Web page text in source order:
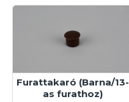
Furattakaró (Barna/13-
as furathoz)